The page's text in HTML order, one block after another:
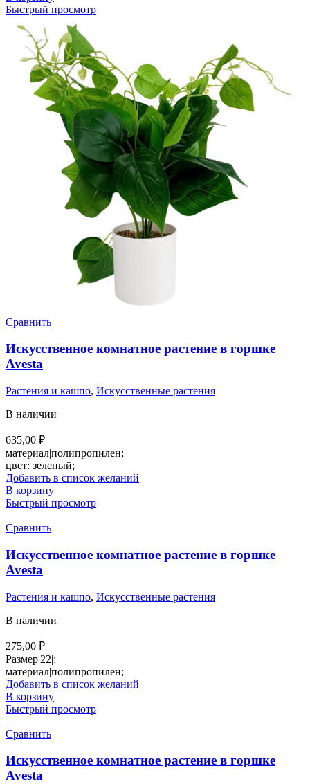
Быстрый просмотр
Сравнить
Искусственное комнатное растение в горшке
Avesta
Растения и кашпо, Искусственные растения
В наличии
635,00 ₽
материал|полипропилен;
цвет: зеленый;
Добавить в список желаний
В корзину
Быстрый просмотр
Сравнить
Искусственное комнатное растение в горшке
Avesta
Растения и кашпо, Искусственные растения
В наличии
275,00 ₽
Размер|22|;
материал|полипропилен;
Добавить в список желаний
В корзину
Быстрый просмотр
Сравнить
Искусственное комнатное растение в горшке
Avesta